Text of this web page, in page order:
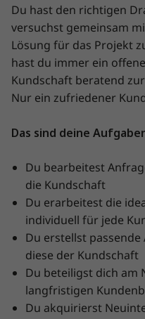
Du hast den richtigen
versuchst gemeinsam
Lösung für das Projekt
hast du immer ein
Kundschaft beratend
Nur ein zufriedener
Das sind deine
Du bearbeitest
die Kundschaft
Du erarbeitest die
individuell für jede
Du erstellst
diese der Kundschaft
Du beteiligst dich am
langfristigen
Du akquirierst